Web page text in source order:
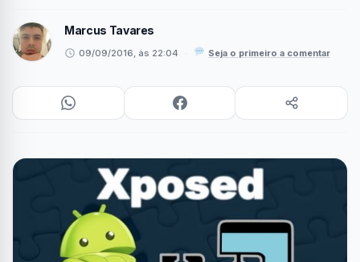
Marcus Tavares
09/09/2016, às 22:04 · Seja o primeiro a comentar